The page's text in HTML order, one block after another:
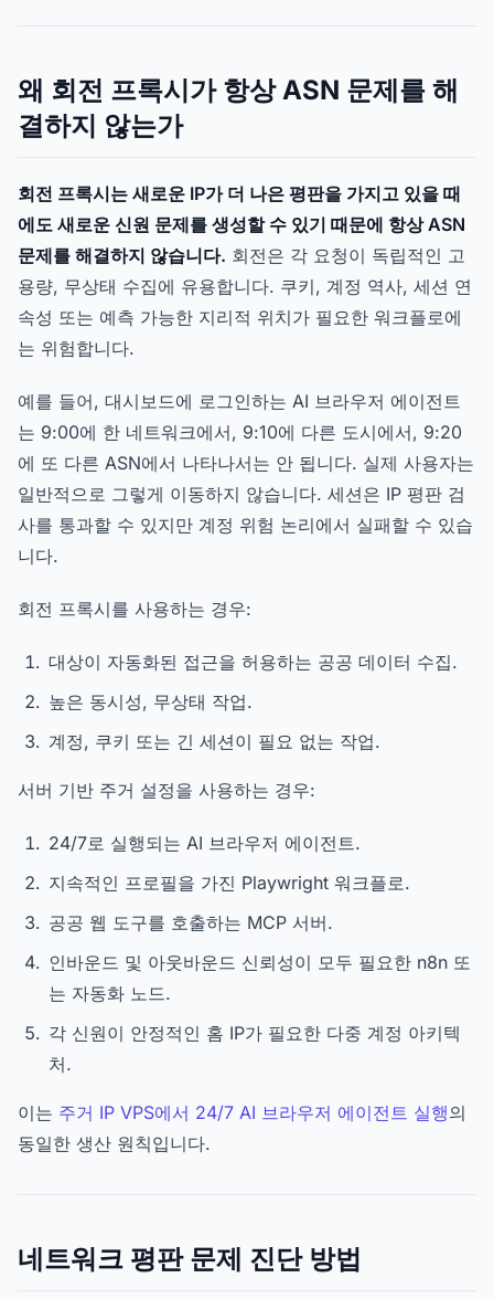
왜 회전 프록시가 항상 ASN 문제를 해
결하지 않는가
회전 프록시는 새로운 IP가 더 나은 평판을 가지고 있을 때
에도 새로운 신원 문제를 생성할 수 있기 때문에 항상 ASN
문제를 해결하지 않습니다. 회전은 각 요청이 독립적인 고
용량, 무상태 수집에 유용합니다. 쿠키, 계정 역사, 세션 연
속성 또는 예측 가능한 지리적 위치가 필요한 워크플로에
는 위험합니다.
예를 들어, 대시보드에 로그인하는 AI 브라우저 에이전트
는 9:00에 한 네트워크에서, 9:10에 다른 도시에서, 9:20
에 또 다른 ASN에서 나타나서는 안 됩니다. 실제 사용자는
일반적으로 그렇게 이동하지 않습니다. 세션은 IP 평판 검
사를 통과할 수 있지만 계정 위험 논리에서 실패할 수 있습
니다.
회전 프록시를 사용하는 경우:
대상이 자동화된 접근을 허용하는 공공 데이터 수집.
높은 동시성, 무상태 작업.
계정, 쿠키 또는 긴 세션이 필요 없는 작업.
서버 기반 주거 설정을 사용하는 경우:
24/7로 실행되는 AI 브라우저 에이전트.
지속적인 프로필을 가진 Playwright 워크플로.
공공 웹 도구를 호출하는 MCP 서버.
인바운드 및 아웃바운드 신뢰성이 모두 필요한 n8n 또
는 자동화 노드.
각 신원이 안정적인 홈 IP가 필요한 다중 계정 아키텍
처.
이는 주거 IP VPS에서 24/7 AI 브라우저 에이전트 실행의
동일한 생산 원칙입니다.
네트워크 평판 문제 진단 방법